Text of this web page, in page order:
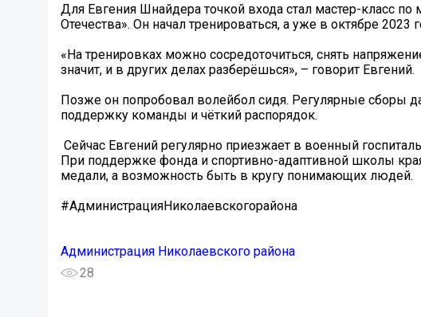
Для Евгения Шнайдера точкой входа стал мастер-класс
Отечества». Он начал тренироваться, а уже в октябре 2023
«На тренировках можно сосредоточиться, снять
значит, и в других делах разберёшься», – говорит Евгений.
Позже он попробовал волейбол сидя. Регулярные сборы
поддержку команды и чёткий распорядок.
Сейчас Евгений регулярно приезжает в военный
При поддержке фонда и спортивно-адаптивной школы
медали, а возможность быть в кругу понимающих людей.
#АдминистрацияНиколаевскогорайона
Администрация Николаевского района
28